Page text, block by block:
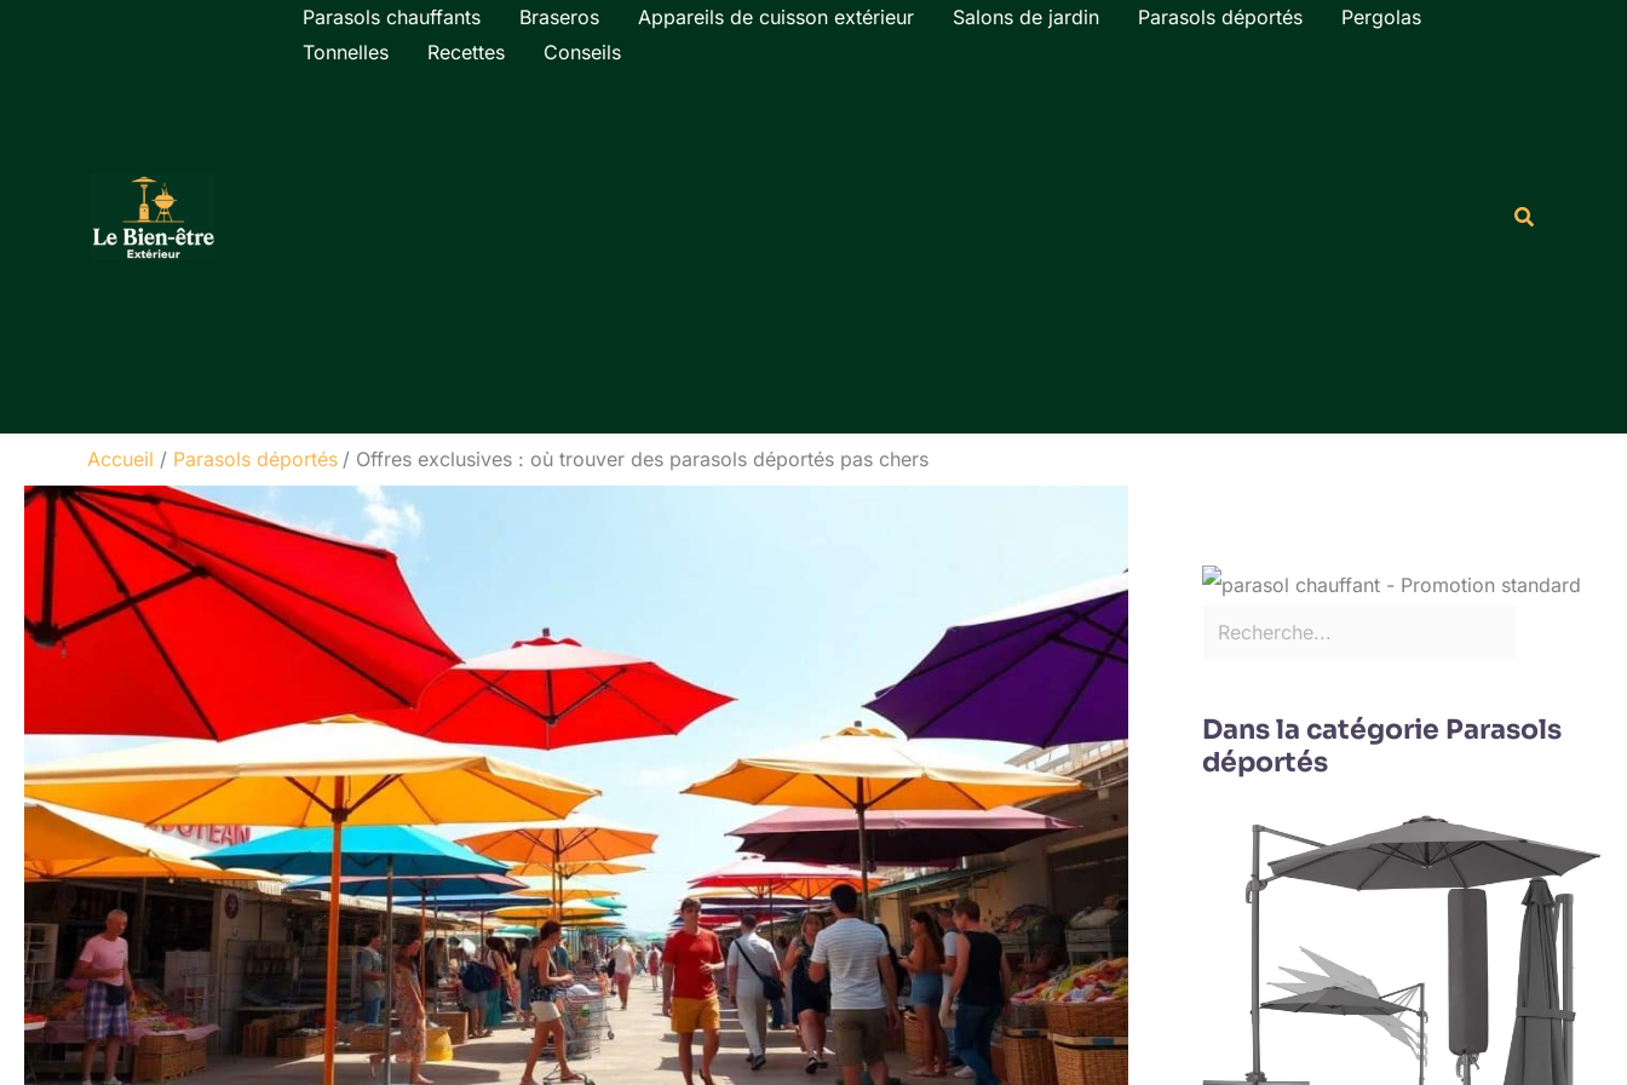
Parasols chauffants Braseros Appareils de cuisson extérieur Salons de jardin Parasols déportés
Pergolas
Tonnelles
Recettes Conseils
Accueil Parasols déportés Offres exclusives : où trouver des parasols déportés pas chers
Rechercher
Dans la catégorie Parasols
déportés